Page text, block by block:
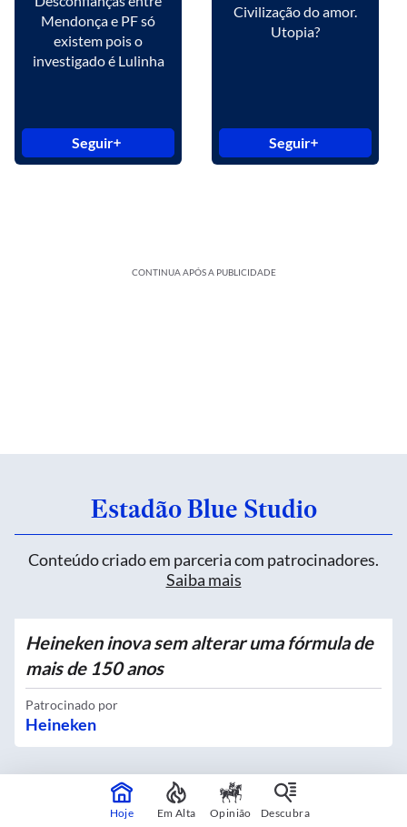
Mendonça e PF só
existem pois o
investigado é Lulinha
Seguir
Civilização do amor.
Utopia?
Seguir
CONTINUA APÓS A PUBLICIDADE
Estadão Blue Studio
Conteúdo criado em parceria com patrocinadores.
Saiba mais
Heineken inova sem alterar uma fórmula de
mais de 150 anos
Patrocinado por
Heineken
Quatro novos Bosques Urbanos recebem
Hoje Em Alta Opinião Descubra